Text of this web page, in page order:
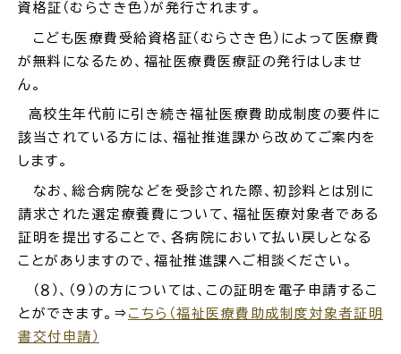
各種相談窓口 担当窓口
ライフライン 公共交通
便利なサービス
資格証（むらさき色）が発行されます。
こども医療費受給資格証（むらさき色）によって医療費
が無料になるため、福祉医療費医療証の発行はしませ
ん。
高校生年代前に引き続き福祉医療費助成制度の要件に
該当されている方には、福祉推進課から改めてご案内を
します。
なお、総合病院などを受診された際、初診料とは別に
請求された選定療養費について、福祉医療対象者である
証明を提出することで、各病院において払い戻しとなる
ことがありますので、福祉推進課へご相談ください。
（８）、（９）の方については、この証明を電子申請するこ
とができます。⇒ こちら（福祉医療費助成制度対象者証明
書交付申請）